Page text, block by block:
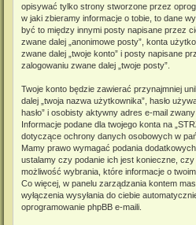
opisywać tylko strony stworzone przez
w jaki zbieramy informacje o tobie, to dane
być to między innymi posty napisane przez
zwane dalej „anonimowe posty”, konta
zwane dalej „twoje konto” i posty napisane
zalogowaniu zwane dalej „twoje posty”.
Twoje konto będzie zawierać przynajmniej
dalej „twoja nazwa użytkownika”, hasło
hasło” i osobisty aktywny adres e-mail zwany
Informacje podane dla twojego konta na
dotyczące ochrony danych osobowych w
Mamy prawo wymagać podania
ustalamy czy podanie ich jest konieczne,
możliwość wybrania, które informacje o
Co więcej, w panelu zarządzania kontem
wyłączenia wysyłania do ciebie
oprogramowanie phpBB e-maili.